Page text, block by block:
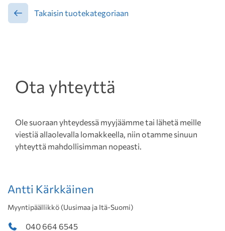
Takaisin tuotekategoriaan
Ota yhteyttä
Ole suoraan yhteydessä myyjäämme tai lähetä meille
viestiä allaolevalla lomakkeella, niin otamme sinuun
yhteyttä mahdollisimman nopeasti.
Antti Kärkkäinen
Myyntipäällikkö (Uusimaa ja Itä-Suomi)
040 664 6545